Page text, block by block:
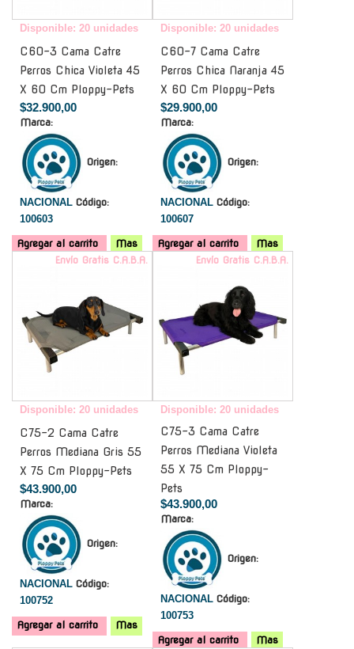
Disponible: 20 unidades
C60-3 Cama Catre
Perros Chica Violeta 45
X 60 Cm Ploppy-Pets
$32.900,00
Marca:
Origen:
NACIONAL Código:
100603
Agregar al carrito Mas
Disponible: 20 unidades
C60-7 Cama Catre
Perros Chica Naranja 45
X 60 Cm Ploppy-Pets
$29.900,00
Marca:
Origen:
NACIONAL Código:
100607
Agregar al carrito
Mas
Envío Gratis C.A.B.A.
Disponible: 20 unidades
C75-2 Cama Catre
Perros Mediana Gris 55
X 75 Cm Ploppy-Pets
$43.900,00
Marca:
Origen:
NACIONAL Código:
100752
Agregar al carrito Mas
Envío Gratis C.A.B.A.
Disponible: 20 unidades
C75-3 Cama Catre
Perros Mediana Violeta
55 X 75 Cm Ploppy-
Pets
$43.900,00
Marca:
Origen:
NACIONAL Código:
100753
Agregar al carrito
Mas